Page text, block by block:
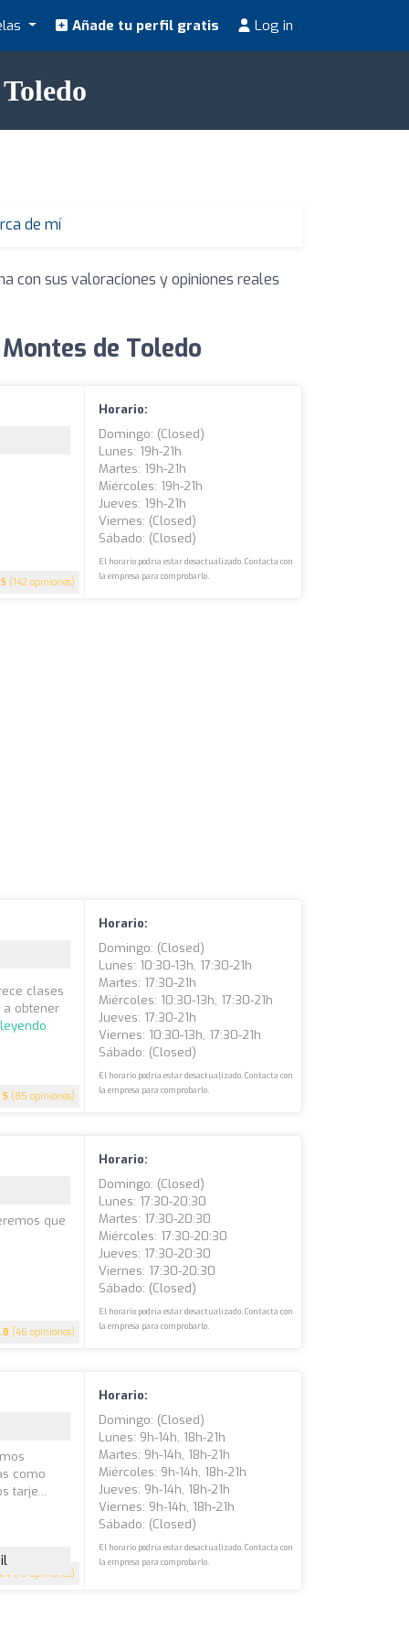
Añade tu perfil gratis Log in
de mí
con sus valoraciones y opiniones reales
de Toledo
5 (142 opiniones)
Horario:
Domingo: (closed)
Lunes: 19h-21h
Martes: 19h-21h
Miércoles: 19h-21h
Jueves: 19h-21h
Viernes: (closed)
Sábado: (closed)
El horario podría estar desactualizado. Contacta con
la empresa para comprobarlo.
5 (85 opiniones)
clases
a obtener
Horario:
Domingo: (closed)
Lunes: 10:30-13h, 17:30-21h
Martes: 17:30-21h
Miércoles: 10:30-13h, 17:30-21h
Jueves: 17:30-21h
Viernes: 10:30-13h, 17:30-21h
Sábado: (closed)
El horario podría estar desactualizado. Contacta con
la empresa para comprobarlo.
(46 opiniones)
que
Horario:
Domingo: (closed)
Lunes: 17:30-20:30
Martes: 17:30-20:30
Miércoles: 17:30-20:30
Jueves: 17:30-20:30
Viernes: 17:30-20:30
Sábado: (closed)
El horario podría estar desactualizado. Contacta con
la empresa para comprobarlo.
(10 opiniones)
como
tarje...
Horario:
Domingo: (closed)
Lunes: 9h-14h, 18h-21h
Martes: 9h-14h, 18h-21h
Miércoles: 9h-14h, 18h-21h
Jueves: 9h-14h, 18h-21h
Viernes: 9h-14h, 18h-21h
Sábado: (closed)
El horario podría estar desactualizado. Contacta con
la empresa para comprobarlo.